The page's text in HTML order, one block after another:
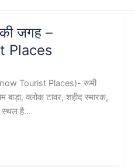
जगह –
Places
Tourist Places)- रूमी
बाड़ा, क्लोक टावर, शहीद स्मारक,
स्थल है…